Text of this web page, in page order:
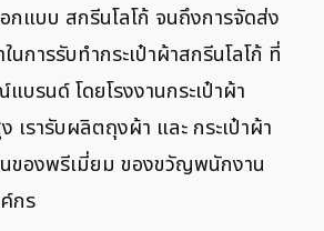
กแบบ สกรีนโลโก้ จนถึงการจัดส่ง
นการรับทำกระเป๋าผ้าสกรีนโลโก้ ที่
รนด์ โดยโรงงานกระเป๋าผ้า
เรารับผลิตถุงผ้า และ กระเป๋าผ้า
นของพรีเมี่ยม ของขวัญพนักงาน
กร